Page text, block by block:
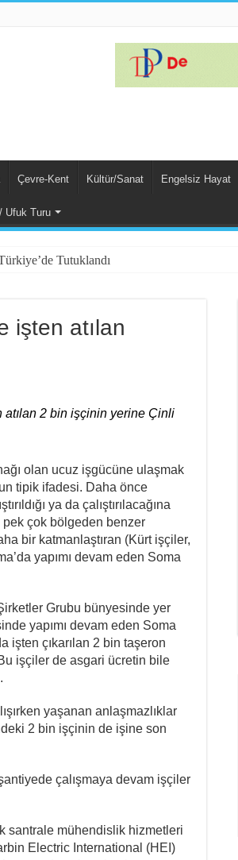
Çevre-Kent Kültür/Sanat Engelsiz Hayat
Ufuk Turu
Tutuklandı
Bilinmelidir”
Cûdî’ye
Kadınlar
işten atılan
atılan 2 bin işçinin yerine Çinli
olan ucuz işgücüne ulaşmak
tipik ifadesi. Daha önce
ya da çalıştırılacağına
pek çok bölgeden benzer
bir katmanlaştıran (Kürt işçiler,
yapımı devam eden Soma
Grubu bünyesinde yer
yapımı devam eden Soma
işten çıkarılan 2 bin taşeron
işçiler de asgari ücretin bile
yaşanan anlaşmazlıklar
2 bin işçinin de işine son
çalışmaya devam işçiler
santrale mühendislik hizmetleri
Electric International (HEI)